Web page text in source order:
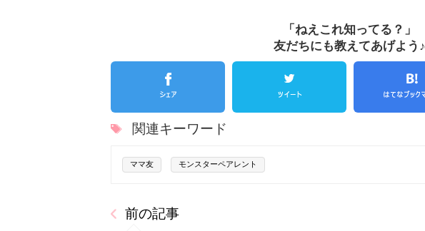
「ねえこれ知ってる？」
友だちにも教えてあげよう♪
関連キーワード
ママ友 モンスターペアレント
前の記事